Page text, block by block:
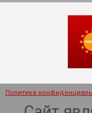
Политика